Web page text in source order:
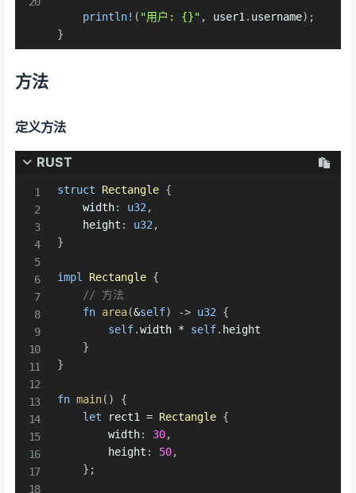
println! ( "用户: {}" , user1 . username) ;
}
方法
定义方法
RUST
struct Rectangle {
    width
: u32 ,
    height
: u32 ,
}
impl Rectangle {
// 方法
fn area(&self) -> u32
{
self.width * self. height
}
}
fn main( )
{
let rect1 = Rectangle {
        width
: 30,
        height
: 50,
} ;